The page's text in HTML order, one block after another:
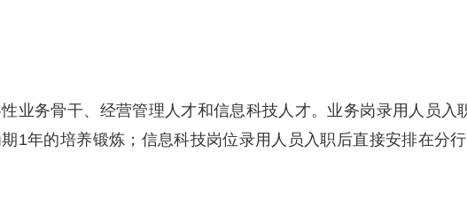
务骨干、经营管理人才和信息科技人才。业务岗录用人员入
1年的培养锻炼；信息科技岗位录用人员入职后直接安排在分行